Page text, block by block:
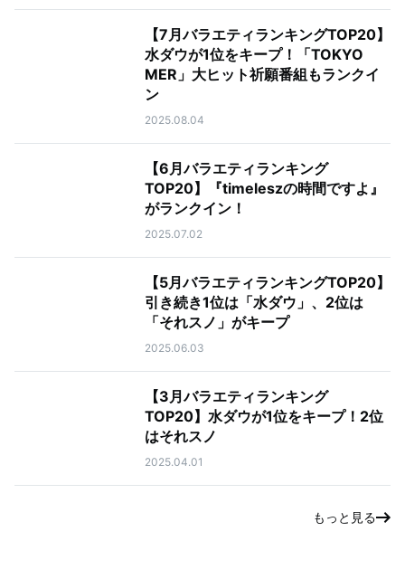
【7月バラエティランキングTOP20】
水ダウが1位をキープ！「TOKYO
MER」大ヒット祈願番組もランクイ
ン
2025.08.04
【6月バラエティランキング
TOP20】『timeleszの時間ですよ』
がランクイン！
2025.07.02
【5月バラエティランキングTOP20】
引き続き1位は「水ダウ」、2位は
「それスノ」がキープ
2025.06.03
【3月バラエティランキング
TOP20】水ダウが1位をキープ！2位
はそれスノ
2025.04.01
もっと見る